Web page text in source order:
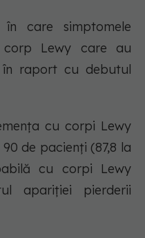
care simptomele
Lewy care au
raport cu debutul
cu corpi Lewy
de pacienți (87,8 la
cu corpi Lewy
apariției pierderii